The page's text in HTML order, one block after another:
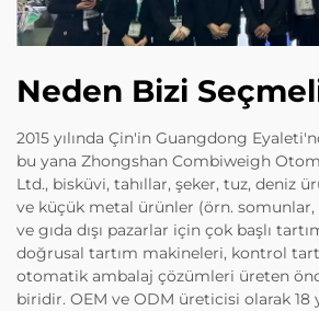
Neden Bizi
2015 yılında Çin'in Guangdong
bu yana Zhongshan Combiweigh
Ltd., bisküvi, tahıllar, şeker, tuz, deniz
ve küçük metal ürünler (örn. somunlar,
ve gıda dışı pazarlar için çok başlı
doğrusal tartım makineleri, kontrol
otomatik ambalaj çözümleri üreten
biridir. OEM ve ODM üreticisi olarak 18